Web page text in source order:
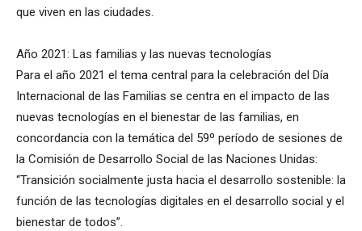
que viven en las ciudades.
Año 2021: Las familias y las nuevas tecnologías
Para el año 2021 el tema central para la celebración del Día
Internacional de las Familias se centra en el impacto de las
nuevas tecnologías en el bienestar de las familias, en
concordancia con la temática del 59º período de sesiones de
la Comisión de Desarrollo Social de las Naciones Unidas:
“Transición socialmente justa hacia el desarrollo sostenible: la
función de las tecnologías digitales en el desarrollo social y el
bienestar de todos”.